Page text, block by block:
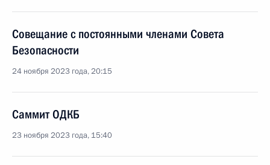
Совещание с постоянными членами Совета
Безопасности
24 ноября 2023 года, 20:15
Саммит ОДКБ
23 ноября 2023 года, 15:40